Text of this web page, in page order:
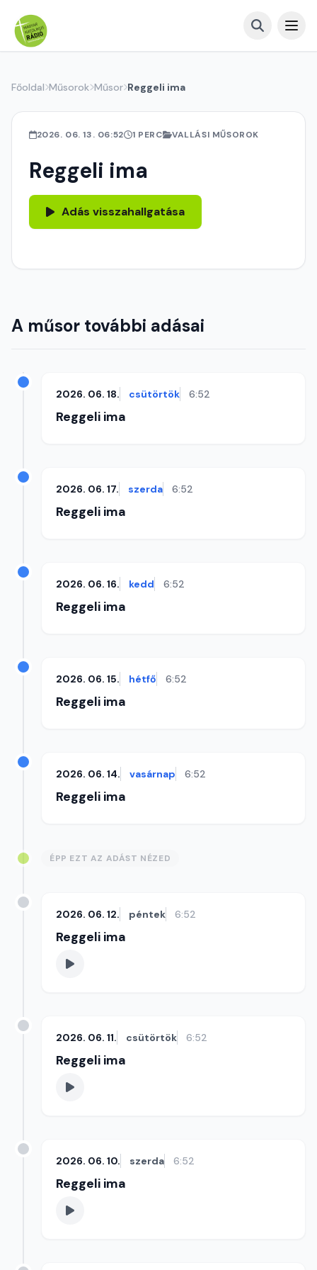
Főoldal Műsorok Műsor Reggeli ima
2026. 06. 13. 06:52 1 PERC VALLÁSI MŰSOROK
Reggeli ima
Adás visszahallgatása
A műsor további adásai
2026. 06. 18. csütörtök 6:52
Reggeli ima
2026. 06. 17. szerda 6:52
Reggeli ima
2026. 06. 16. kedd 6:52
Reggeli ima
2026. 06. 15. hétfő 6:52
Reggeli ima
2026. 06. 14. vasárnap 6:52
Reggeli ima
ÉPP EZT AZ ADÁST NÉZED
2026. 06. 12. péntek 6:52
Reggeli ima
2026. 06. 11. csütörtök 6:52
Reggeli ima
2026. 06. 10. szerda 6:52
Reggeli ima